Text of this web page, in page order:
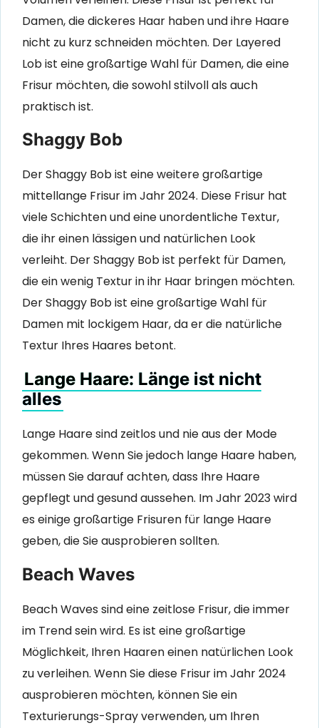
Damen, die dickeres Haar haben und ihre Haare
nicht zu kurz schneiden möchten. Der Layered
Lob ist eine großartige Wahl für Damen, die eine
Frisur möchten, die sowohl stilvoll als auch
praktisch ist.
Shaggy Bob
Der Shaggy Bob ist eine weitere großartige
mittellange Frisur im Jahr 2024. Diese Frisur hat
viele Schichten und eine unordentliche Textur,
die ihr einen lässigen und natürlichen Look
verleiht. Der Shaggy Bob ist perfekt für Damen,
die ein wenig Textur in ihr Haar bringen möchten.
Der Shaggy Bob ist eine großartige Wahl für
Damen mit lockigem Haar, da er die natürliche
Textur Ihres Haares betont.
Lange Haare: Länge ist nicht
alles
Lange Haare sind zeitlos und nie aus der Mode
gekommen. Wenn Sie jedoch lange Haare haben,
müssen Sie darauf achten, dass Ihre Haare
gepflegt und gesund aussehen. Im Jahr 2023 wird
es einige großartige Frisuren für lange Haare
geben, die Sie ausprobieren sollten.
Beach Waves
Beach Waves sind eine zeitlose Frisur, die immer
im Trend sein wird. Es ist eine großartige
Möglichkeit, Ihren Haaren einen natürlichen Look
zu verleihen. Wenn Sie diese Frisur im Jahr 2024
ausprobieren möchten, können Sie ein
Texturierungs-Spray verwenden, um Ihren